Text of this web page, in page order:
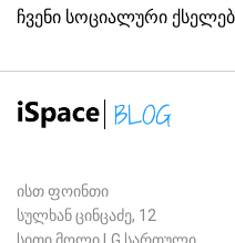
ჩვენი სოციალური
ისთ ფოინთი
სულხან ცინცაძე, 12